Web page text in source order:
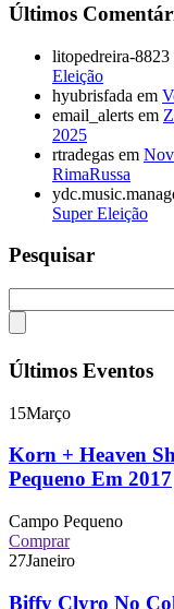
Últimos
litopedreira-8823
Eleição
hyubrisfada em
email_alerts em
2025
rtradegas em
RimaRussa
Super Eleição
Pesquisar
Últimos Eventos
15Março
Korn + Heaven
Pequeno Em 2017
Campo Pequeno
Comprar
27Janeiro
Biffy Clyro No